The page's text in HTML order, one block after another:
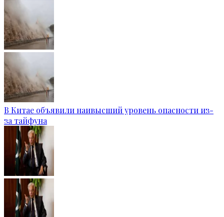
В Китае объявили наивысший уровень опасности из-
за тайфуна